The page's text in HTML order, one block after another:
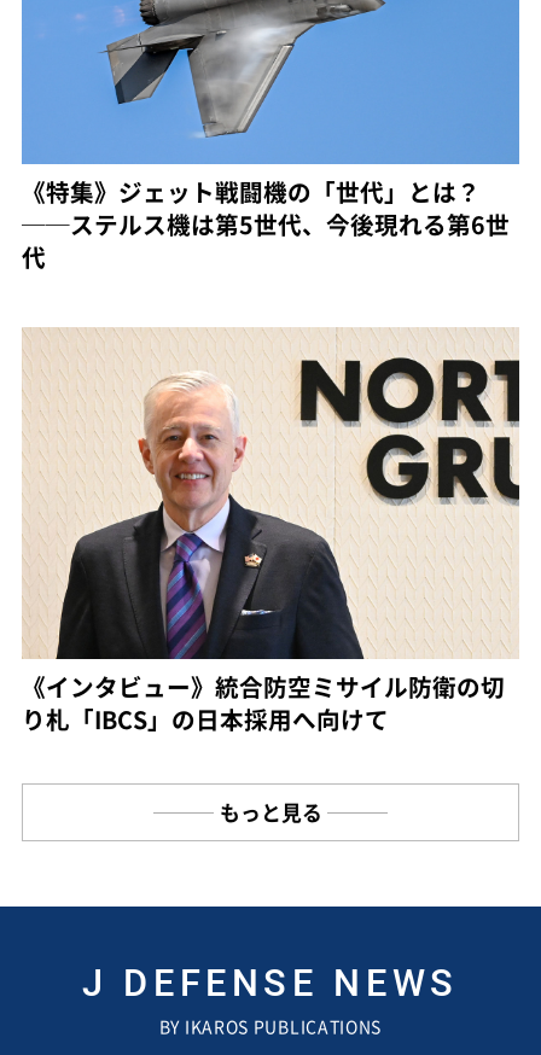
《特集》ジェット戦闘機の「世代」とは？
──ステルス機は第5世代、今後現れる第6世
代
《インタビュー》統合防空ミサイル防衛の切
り札「IBCS」の日本採用へ向けて
もっと見る
J DEFENSE NEWS
BY IKAROS PUBLICATIONS